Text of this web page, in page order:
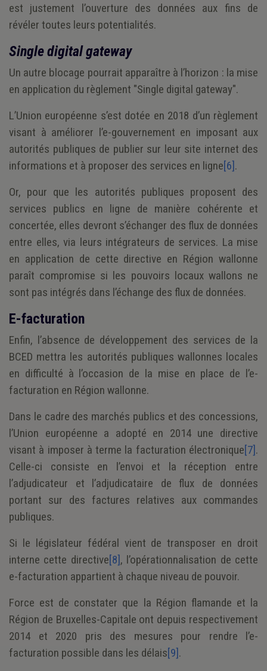
est justement l’ouverture des données aux fins de
révéler toutes leurs potentialités.
Single digital gateway
Un autre blocage pourrait apparaître à l’horizon : la mise
en application du règlement "Single digital gateway".
L’Union européenne s’est dotée en 2018 d’un règlement
visant à améliorer l’e-gouvernement en imposant aux
autorités publiques de publier sur leur site internet des
informations et à proposer des services en ligne[6].
Or, pour que les autorités publiques proposent des
services publics en ligne de manière cohérente et
concertée, elles devront s’échanger des flux de données
entre elles, via leurs intégrateurs de services. La mise
en application de cette directive en Région wallonne
paraît compromise si les pouvoirs locaux wallons ne
sont pas intégrés dans l’échange des flux de données.
E-facturation
Enfin, l’absence de développement des services de la
BCED mettra les autorités publiques wallonnes locales
en difficulté à l’occasion de la mise en place de l’e-
facturation en Région wallonne.
Dans le cadre des marchés publics et des concessions,
l’Union européenne a adopté en 2014 une directive
visant à imposer à terme la facturation électronique[7].
Celle-ci consiste en l’envoi et la réception entre
l’adjudicateur et l’adjudicataire de flux de données
portant sur des factures relatives aux commandes
publiques.
Si le législateur fédéral vient de transposer en droit
interne cette directive[8], l’opérationnalisation de cette
e-facturation appartient à chaque niveau de pouvoir.
Force est de constater que la Région flamande et la
Région de Bruxelles-Capitale ont depuis respectivement
2014 et 2020 pris des mesures pour rendre l’e-
facturation possible dans les délais[9].